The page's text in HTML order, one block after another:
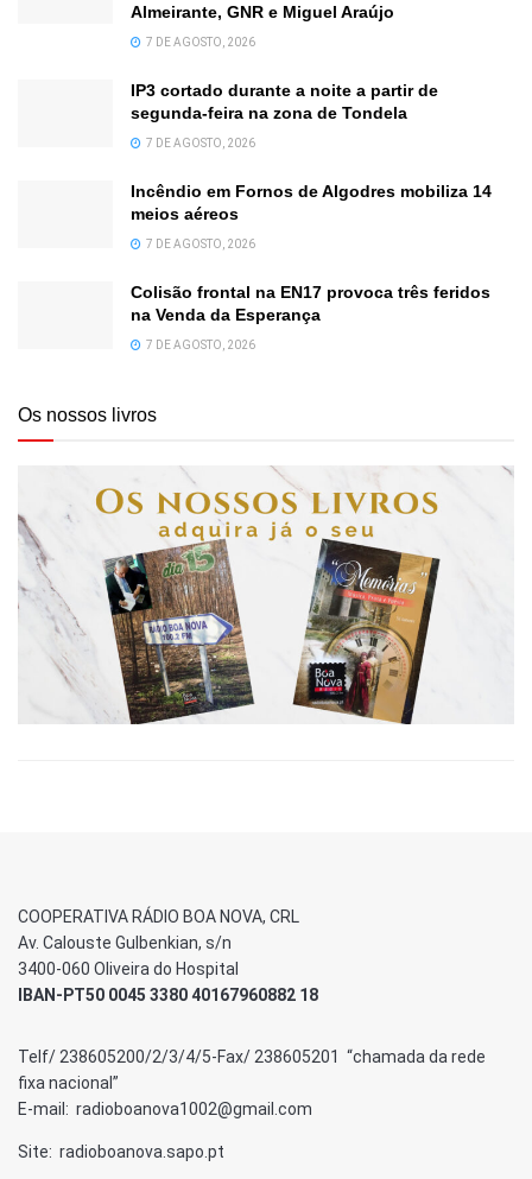
Almeirante, GNR e Miguel Araújo
7 DE AGOSTO, 2026
IP3 cortado durante a noite a partir de
segunda-feira na zona de Tondela
7 DE AGOSTO, 2026
Incêndio em Fornos de Algodres mobiliza 14
meios aéreos
7 DE AGOSTO, 2026
Colisão frontal na EN17 provoca três feridos
na Venda da Esperança
7 DE AGOSTO, 2026
Os nossos livros
COOPERATIVA RÁDIO BOA NOVA, CRL
Av. Calouste Gulbenkian, s/n
3400-060 Oliveira do Hospital
IBAN-PT50 0045 3380 40167960882 18
Telf/ 238605200/2/3/4/5-Fax/ 238605201 “chamada da rede
fixa nacional”
E-mail: radioboanova1002@gmail.com
Site: radioboanova.sapo.pt